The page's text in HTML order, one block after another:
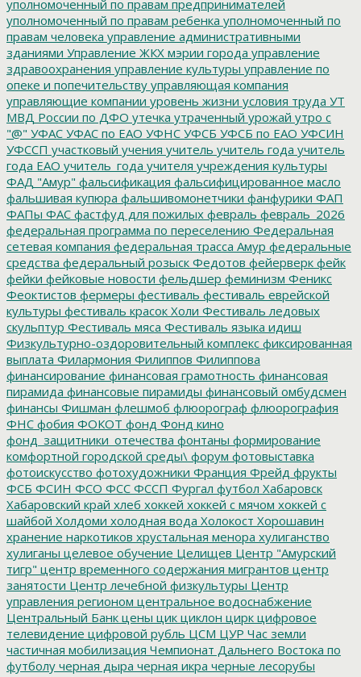
уполномоченный по правам предпринимателей
уполномоченный по правам ребенка уполномоченный по
правам человека управление административными
зданиями Управление ЖКХ мэрии города управление
здравоохранения управление культуры управление по
опеке и попечительству управляющая компания
управляющие компании уровень жизни условия труда УТ
МВД России по ДФО утечка утраченный урожай утро с
"@" УФАС УФАС по ЕАО УФНС УФСБ УФСБ по ЕАО УФСИН
УФССП участковый учения учитель учитель года учитель
года ЕАО учитель_года учителя учреждения культуры
ФАД "Амур" фальсификация фальсифицированное масло
фальшивая купюра фальшивомонетчики фанфурики ФАП
ФАПы ФАС фастфуд для пожилых февраль февраль_2026
федеральная программа по переселению Федеральная
сетевая компания федеральная трасса Амур федеральные
средства федеральный розыск Федотов фейерверк фейк
фейки фейковые новости фельдшер феминизм Феникс
Феоктистов фермеры фестиваль фестиваль еврейской
культуры фестиваль красок Холи Фестиваль ледовых
скульптур Фестиваль мяса Фестиваль языка идиш
Физкультурно-оздоровительный комплекс фиксированная
выплата Филармония Филиппов Филиппова
финансирование финансовая грамотность финансовая
пирамида финансовые пирамиды финансовый омбудсмен
финансы Фишман флешмоб флюорограф флюорография
ФНС фобия ФОКОТ фонд Фонд кино
фонд_защитники_отечества фонтаны формирование
комфортной городской среды\ форум фотовыставка
фотоискусство фотохудожники Франция Фрейд фрукты
ФСБ ФСИН ФСО ФСС ФССП Фургал футбол Хабаровск
Хабаровский край хлеб хоккей хоккей с мячом хоккей с
шайбой Холдоми холодная вода Холокост Хорошавин
хранение наркотиков хрустальная менора хулиганство
хулиганы целевое обучение Целищев Центр "Амурский
тигр" центр временного содержания мигрантов центр
занятости Центр лечебной физкультуры Центр
управления регионом центральное водоснабжение
Центральный Банк цены цик циклон цирк цифровое
телевидение цифровой рубль ЦСМ ЦУР Час земли
частичная мобилизация Чемпионат Дальнего Востока по
футболу черная дыра черная икра черные лесорубы